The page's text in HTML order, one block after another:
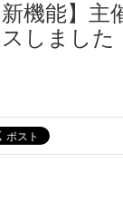
新機能】
しました